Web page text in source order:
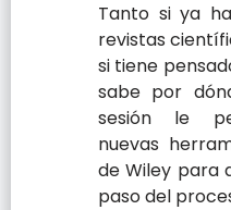
Tanto si ya
revistas
si tiene
sabe por
sesión le
nuevas
de Wiley para
paso del